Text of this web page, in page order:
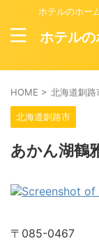
ホテルのホー
ホテル
HOME > 北海道釧路
北海道釧路市
あかん湖鶴
〒085-0467